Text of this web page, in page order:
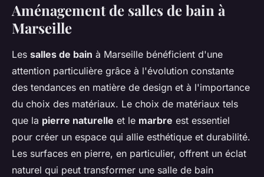
Aménagement de salles de bain à
Marseille
Les salles de bain à Marseille bénéficient d'une
attention particulière grâce à l'évolution constante
des tendances en matière de design et à l'importance
du choix des matériaux. Le choix de matériaux tels
que la pierre naturelle et le marbre est essentiel
pour créer un espace qui allie esthétique et durabilité.
Les surfaces en pierre, en particulier, offrent un éclat
naturel qui peut transformer une salle de bain